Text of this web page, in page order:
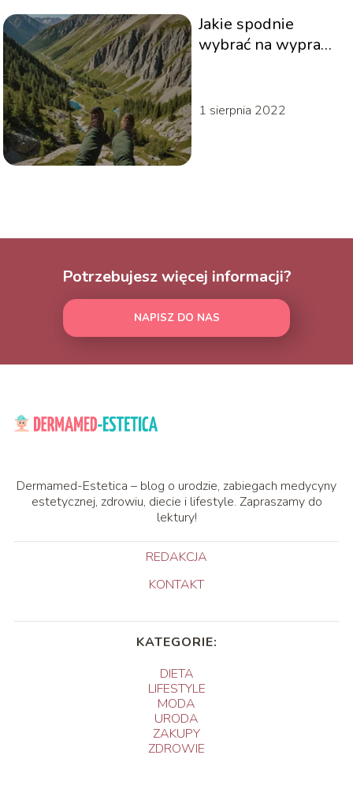
Jakie spodnie
wybrać na wyprawę
1 sierpnia 2022
Potrzebujesz więcej informacji?
NAPISZ DO NAS
Dermamed-Estetica – blog o urodzie, zabiegach medycyny
estetycznej, zdrowiu, diecie i lifestyle. Zapraszamy do
lektury!
REDAKCJA
KONTAKT
KATEGORIE:
DIETA
LIFESTYLE
MODA
URODA
ZAKUPY
ZDROWIE